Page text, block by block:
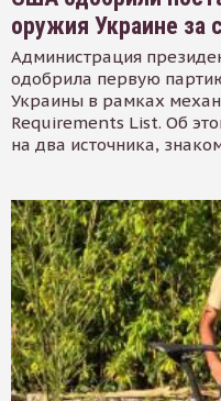
оружия Украине за
Администрация
одобрила первую
Украины в рамках
Requirements List. Об
на два источника,